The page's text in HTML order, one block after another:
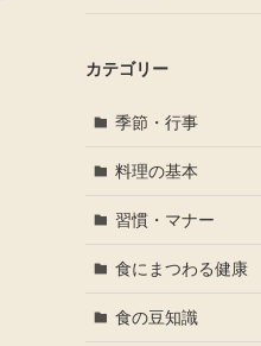
カテゴリー
季節・行事
料理の基本
習慣・マナー
食にまつわる健康
食の豆知識